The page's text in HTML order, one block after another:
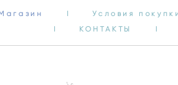
I Условия
I
КОНТАКТЫ I